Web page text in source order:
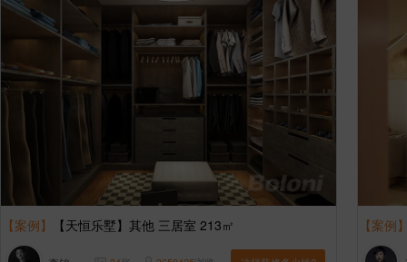
【案例】 【天恒乐墅】其他 三居室 213㎡ 【案例